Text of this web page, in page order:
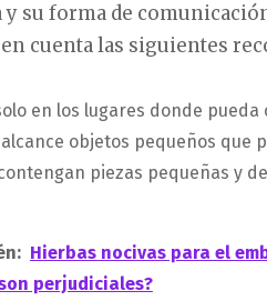
y su forma de
cuenta las siguientes
en los lugares donde pueda
objetos pequeños que
piezas pequeñas y
Hierbas nocivas para el
perjudiciales?